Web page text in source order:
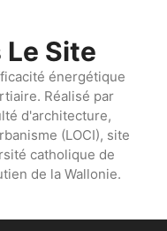
Le Site
énergétique
Réalisé par
d'architecture,
(LOCI), site
catholique de
de la Wallonie.